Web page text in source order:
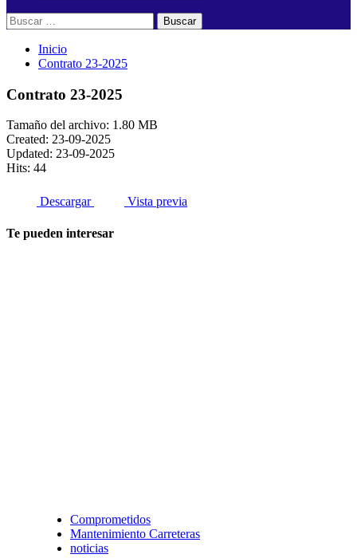
Buscar:
Inicio
Contrato 23-2025
Contrato 23-2025
Tamaño del archivo: 1.80 MB
Created: 23-09-2025
Updated: 23-09-2025
Hits: 44
Descargar Vista previa
Te pueden interesar
Comprometidos
Mantenimiento Carreteras
noticias